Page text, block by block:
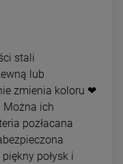
stali
lub
zmienia koloru ❤
Można ich
pozłacana
połysk i